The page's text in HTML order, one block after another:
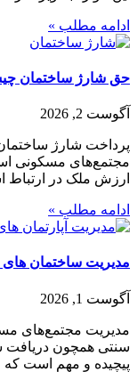
ادامه مطلب »
حق شارژ ساختمان
آگوست 2, 2026
پرداخت شارژ
مجتمع‌های مسکونی
ارزش ملک در
ادامه مطلب »
مدیریت ساختمان‌
آگوست 1, 2026
مدیریت مجتمع‌های
سنتی همچون دریافت
پیچیده و مهم است که